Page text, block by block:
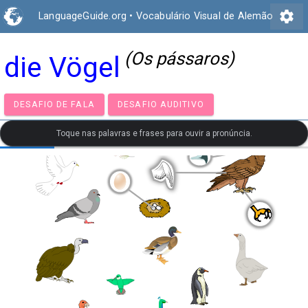
LanguageGuide.org • Vocabulário Visual de Alemão settings
die Vögel (Os pássaros)
DESAFIO DE FALA DESAFIO AUDITIVO
Toque nas palavras e frases para ouvir a pronúncia.